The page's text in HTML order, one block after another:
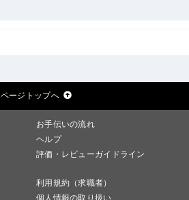
ページトップへ
お手伝いの流れ
ヘルプ
評価・レビューガイドライン
利用規約（求職者）
個人情報の取り扱い